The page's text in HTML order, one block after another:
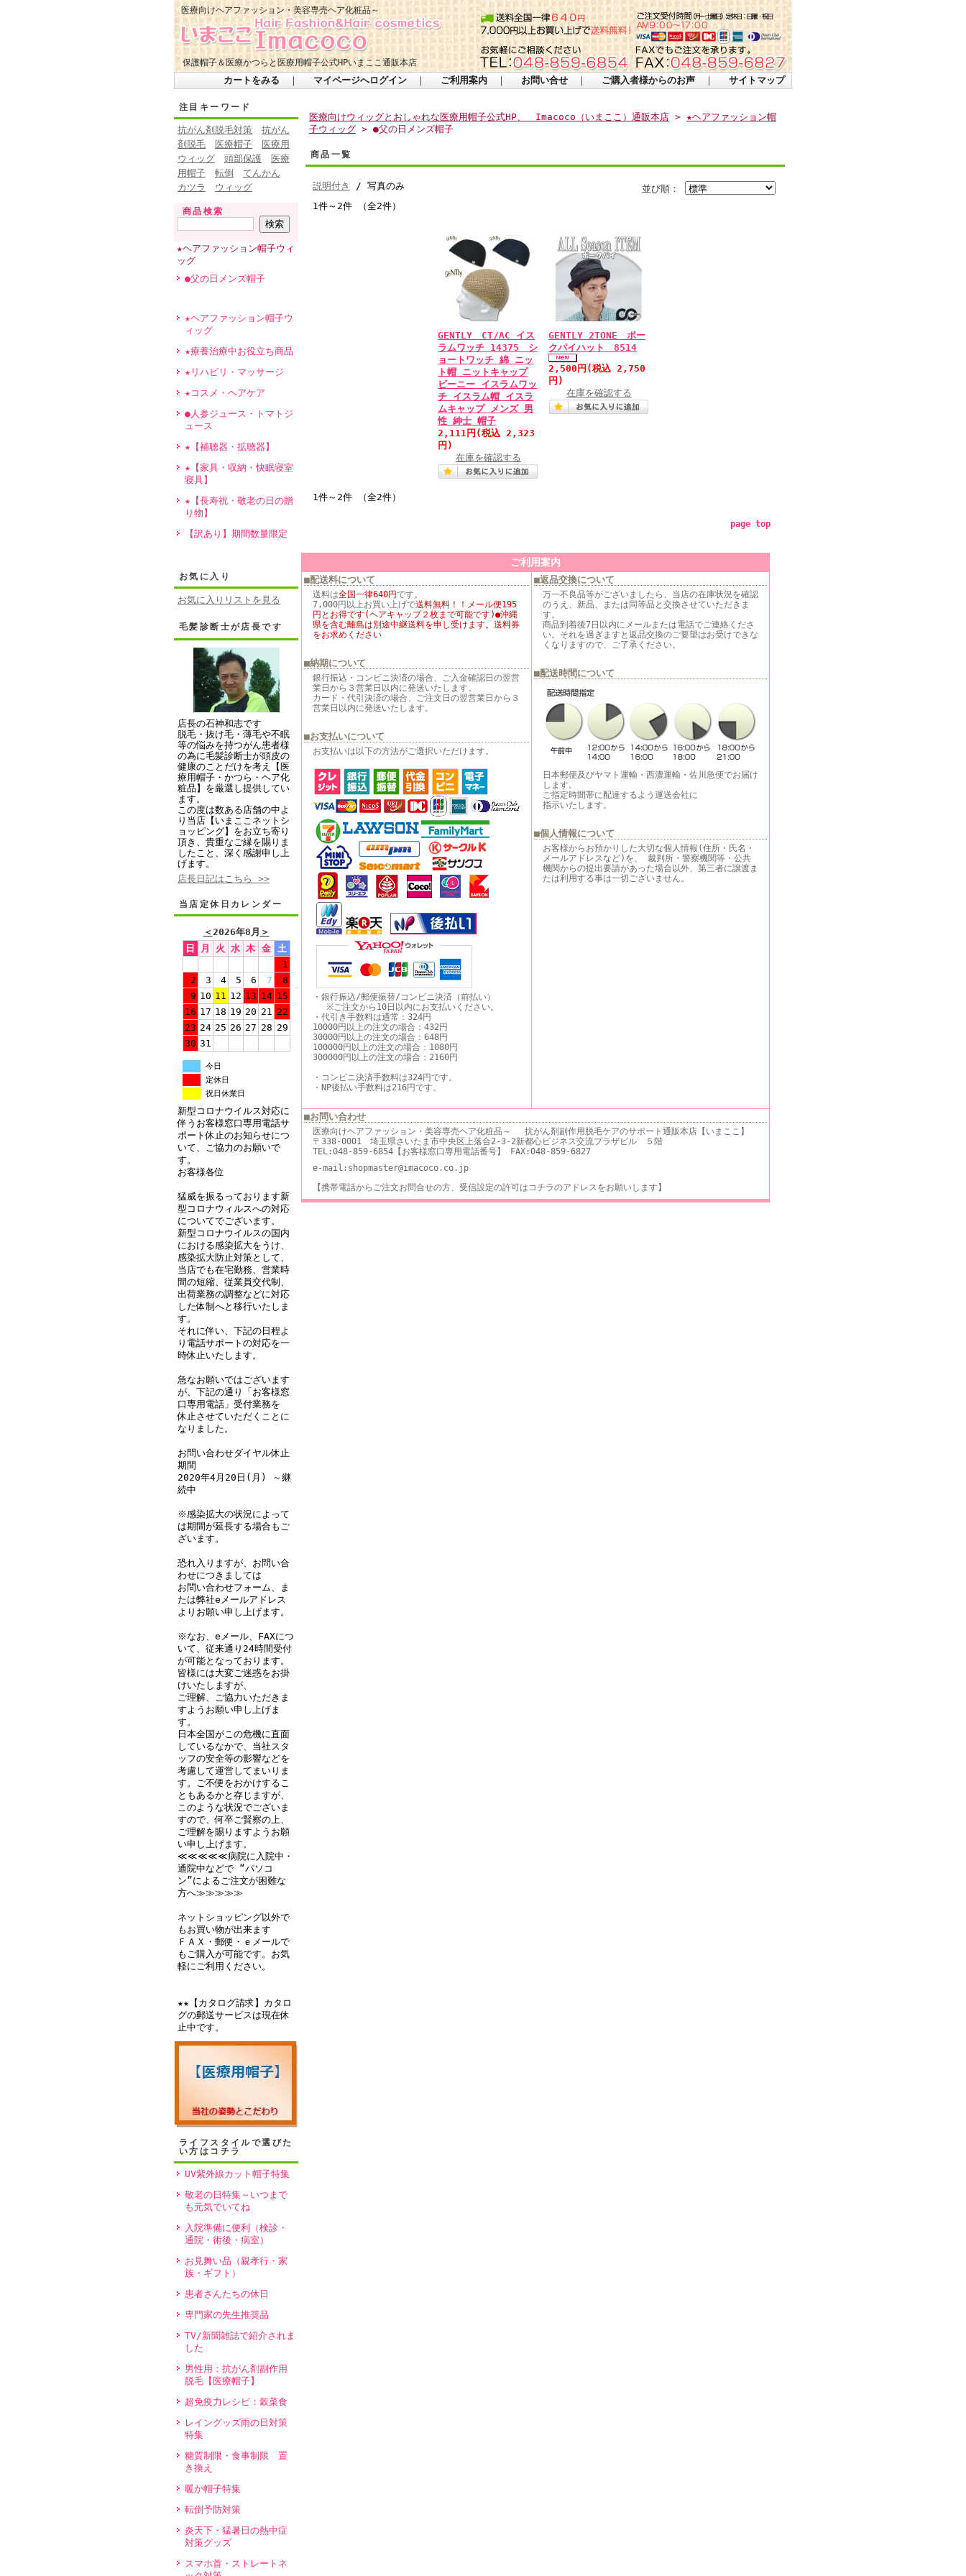
保護帽子＆医療かつらと医療用帽子公式HPいまここ通販本店
医療向けヘアファッション・美容専売ヘア化粧品～
カートをみる ｜ マイページへログイン ｜ ご利用案内 ｜ お問い合せ ｜ ご購入者様からのお声 ｜ サイトマップ
注目キーワード
抗がん剤脱毛対策
抗がん
剤脱毛
医療帽子
医療用
ウィッグ
頭部保護
医療
用帽子
転倒
てんかん
カツラ
ウィッグ
商品検索
★ヘアファッション帽子ウィ
ッグ
●父の日メンズ帽子
★ヘアファッション帽子ウ
ィッグ
★療養治療中お役立ち商品
★リハビリ・マッサージ
★コスメ・ヘアケア
●人参ジュース・トマトジ
ュース
★【補聴器・拡聴器】
★【家具・収納・快眠寝室
寝具】
★【長寿祝・敬老の日の贈
り物】
【訳あり】期間数量限定
お気に入り
お気に入りリストを見る
毛髪診断士が店長です
店長の石神和志です
脱毛・抜け毛・薄毛や不眠
等の悩みを持つがん患者様
の為に毛髪診断士が頭皮の
健康のことだけを考え【医
療用帽子・かつら・ヘア化
粧品】を厳選し提供してい
ます。
この度は数ある店舗の中よ
り当店【いまここネットシ
ョッピング】をお立ち寄り
頂き、貴重なご縁を賜りま
したこと、深く感謝申し上
げます。
店長日記はこちら >>
当店定休日カレンダー
＜2026年8月 ＞
日
月 火 水 木 金
土
1
2
3 4 5 6 7
8
9 10 11 12 13 14 15
16 17 18 19 20 21 22
23 24 25 26 27 28 29
30 31
今日
定休日
祝日休業日
新型コロナウイルス対応に
伴うお客様窓口専用電話サ
ポート休止のお知らせにつ
いて、ご協力のお願いで
す。
お客様各位
猛威を振るっております新
型コロナウィルスへの対応
についてでございます。
新型コロナウイルスの国内
における感染拡大をうけ、
感染拡大防止対策として、
当店でも在宅勤務、営業時
間の短縮、従業員交代制、
出荷業務の調整などに対応
した体制へと移行いたしま
す。
それに伴い、下記の日程よ
り電話サポートの対応を一
時休止いたします。
急なお願いではございます
が、下記の通り「お客様窓
口専用電話」受付業務を
休止させていただくことに
なりました。
お問い合わせダイヤル休止
期間
2020年4月20日(月) ～継
続中
※感染拡大の状況によって
は期間が延長する場合もご
ざいます。
恐れ入りますが、お問い合
わせにつきましては
お問い合わせフォーム、ま
たは弊社eメールアドレス
よりお願い申し上げます。
※なお、eメール、FAXにつ
いて、従来通り24時間受付
が可能となっております。
皆様には大変ご迷惑をお掛
けいたしますが、
ご理解、ご協力いただきま
すようお願い申し上げま
す。
日本全国がこの危機に直面
しているなかで、当社スタ
ッフの安全等の影響などを
考慮して運営してまいりま
す。ご不便をおかけするこ
ともあるかと存じますが、
このような状況でございま
すので、何卒ご賢察の上、
ご理解を賜りますようお願
い申し上げます。
≪≪≪≪≪病院に入院中・
通院中などで “パソコ
ン”によるご注文が困難な
方へ≫≫≫≫≫
ネットショッピング以外で
もお買い物が出来ます
ＦＡＸ・郵便・ｅメールで
もご購入が可能です。お気
軽にご利用ください。
★★【カタログ請求】カタロ
グの郵送サービスは現在休
止中です。
ライフスタイルで選びた
い方はコチラ
UV紫外線カット帽子特集
敬老の日特集～いつまで
も元気でいてね
入院準備に便利（検診・
通院・術後・病室）
お見舞い品（親孝行・家
族・ギフト）
患者さんたちの休日
専門家の先生推奨品
TV/新聞雑誌で紹介されま
した
男性用：抗がん剤副作用
脱毛【医療帽子】
超免疫力レシピ：穀菜食
レイングッズ雨の日対策
特集
糖質制限・食事制限 置
き換え
暖か帽子特集
転倒予防対策
炎天下・猛暑日の熱中症
対策グッズ
スマホ首・ストレートネ
医療向けウィッグとおしゃれな医療用帽子公式HP、 Imacoco（いまここ）通販本店 > ★ヘアファッション帽
子ウィッグ > ●父の日メンズ帽子
商品一覧
並び順：
説明付き
/ 写真のみ
1件～2件 （全2件）
GENTLY CT/AC イス
ラムワッチ 14375 シ
ョートワッチ 綿 ニッ
ト帽 ニットキャップ
ビーニー イスラムワッ
チ イスラム帽 イスラ
ムキャップ メンズ 男
性 紳士 帽子
2,111円 (税込 2,323
円)
在庫を確認する
GENTLY 2TONE ポー
クパイハット 8514
2,500円 (税込 2,750
円)
在庫を確認する
1件～2件 （全2件）
page top
ご利用案内
■配送料について
送料は全国一律640円です。
7,000円以上お買い上げで送料無料！！メール便195
円とお得です(ヘアキャップ２枚まで可能です)●沖縄
県を含む離島は別途中継送料を申し受けます。送料券
をお求めください
■納期について
銀行振込・コンビニ決済の場合、ご入金確認日の翌営
業日から３営業日以内に発送いたします。
カード・代引決済の場合、ご注文日の翌営業日から３
営業日以内に発送いたします。
■お支払いについて
お支払いは以下の方法がご選択いただけます。
・銀行振込/郵便振替/コンビニ決済（前払い）
※ご注文から10日以内にお支払いください。
・代引き手数料は通常：324円
10000円以上の注文の場合：432円
30000円以上の注文の場合：648円
100000円以上の注文の場合：1080円
300000円以上の注文の場合：2160円
・コンビニ決済手数料は324円です。
・NP後払い手数料は216円です。
■返品交換について
万一不良品等がございましたら、当店の在庫状況を確認
のうえ、新品、または同等品と交換させていただきま
す。
商品到着後7日以内にメールまたは電話でご連絡くださ
い。それを過ぎますと返品交換のご要望はお受けできな
くなりますので、ご了承ください。
■配送時間について
日本郵便及びヤマト運輸・西濃運輸・佐川急便でお届け
します。
ご指定時間帯に配達するよう運送会社に
指示いたします。
■個人情報について
お客様からお預かりした大切な個人情報(住所・氏名・
メールアドレスなど)を、 裁判所・警察機関等・公共
機関からの提出要請があった場合以外、第三者に譲渡ま
たは利用する事は一切ございません。
■お問い合わせ
医療向けヘアファッション・美容専売ヘア化粧品～ 抗がん剤副作用脱毛ケアのサポート通販本店【いまここ】
〒338-0001 埼玉県さいたま市中央区上落合2-3-2新都心ビジネス交流プラザビル ５階
TEL:048-859-6854【お客様窓口専用電話番号】 FAX:048-859-6827
e-mail:shopmaster@imacoco.co.jp
【携帯電話からご注文お問合せの方、受信設定の許可はコチラのアドレスをお願いします】